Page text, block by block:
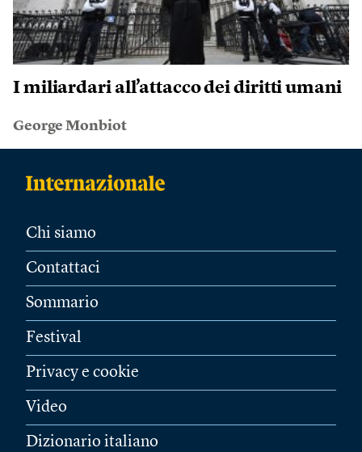
I miliardari all’attacco dei diritti umani
George Monbiot
Chi siamo
Contattaci
Sommario
Festival
Privacy e cookie
Video
Dizionario italiano